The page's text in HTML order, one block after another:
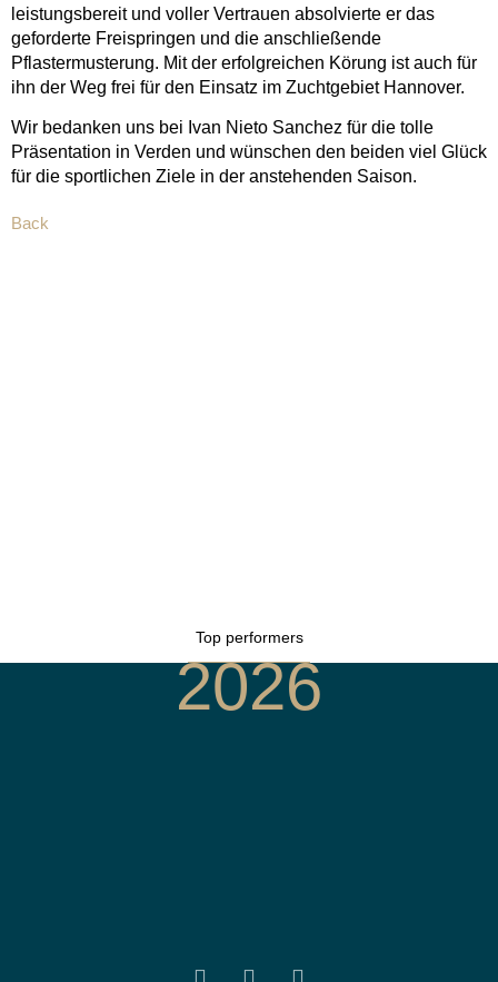
leistungsbereit und voller Vertrauen absolvierte er das
geforderte Freispringen und die anschließende
Pflastermusterung. Mit der erfolgreichen Körung ist auch für
ihn der Weg frei für den Einsatz im Zuchtgebiet Hannover.
Wir bedanken uns bei Ivan Nieto Sanchez für die tolle
Präsentation in Verden und wünschen den beiden viel Glück
für die sportlichen Ziele in der anstehenden Saison.
Back
Top performers
2026